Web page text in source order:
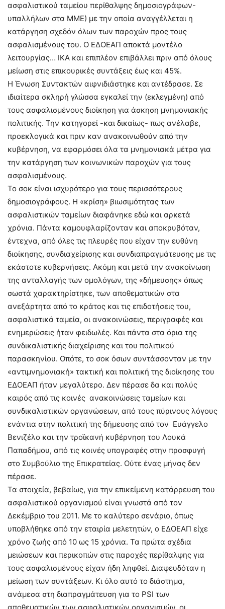
ασφαλιστικού ταμείου περίθαλψης δημοσιογράφων-
υπαλλήλων στα ΜΜΕ) με την οποία αναγγέλλεται η
κατάργηση σχεδόν όλων των παροχών προς τους
ασφαλισμένους του. Ο ΕΔΟΕΑΠ αποκτά μοντέλο
λειτουργίας… ΙΚΑ και επιπλέον επιβάλλει πριν από όλους
μείωση στις επικουρικές συντάξεις έως και 45%.
Η Ένωση Συντακτών αιφνιδιάστηκε και αντέδρασε. Σε
ιδιαίτερα σκληρή γλώσσα εγκαλεί την (εκλεγμένη) από
τους ασφαλισμένους διοίκηση για άσκηση μνημονιακής
πολιτικής. Την κατηγορεί -και δικαίως- πως ανέλαβε,
προεκλογικά και πριν καν ανακοινωθούν από την
κυβέρνηση, να εφαρμόσει όλα τα μνημονιακά μέτρα για
την κατάργηση των κοινωνικών παροχών για τους
ασφαλισμένους.
Το σοκ είναι ισχυρότερο για τους περισσότερους
δημοσιογράφους. Η «κρίση» βιωσιμότητας των
ασφαλιστικών ταμείων διαφάνηκε εδώ και αρκετά
χρόνια. Πάντα καμουφλαρίζονταν και αποκρυβόταν,
έντεχνα, από όλες τις πλευρές που είχαν την ευθύνη
διοίκησης, συνδιαχείρισης και συνδιαπραγμάτευσης με τις
εκάστοτε κυβερνήσεις. Ακόμη και μετά την ανακοίνωση
της ανταλλαγής των ομολόγων, της «δήμευσης» όπως
σωστά χαρακτηρίστηκε, των αποθεματικών στα
ανεξάρτητα από το κράτος και τις επιδοτήσεις του,
ασφαλιστικά ταμεία, οι ανακοινώσεις, περιγραφές και
ενημερώσεις ήταν φειδωλές. Και πάντα στα όρια της
συνδικαλιστικής διαχείρισης και του πολιτικού
παρασκηνίου. Οπότε, το σοκ όσων συντάσσονταν με την
«αντιμνημονιακή» τακτική και πολιτική της διοίκησης του
ΕΔΟΕΑΠ ήταν μεγαλύτερο. Δεν πέρασε δα και πολύς
καιρός από τις κοινές ανακοινώσεις ταμείων και
συνδικαλιστικών οργανώσεων, από τους πύρινους λόγους
ενάντια στην πολιτική της δήμευσης από τον Ευάγγελο
Βενιζέλο και την τροϊκανή κυβέρνηση του Λουκά
Παπαδήμου, από τις κοινές υπογραφές στην προσφυγή
στο Συμβούλιο της Επικρατείας. Ούτε ένας μήνας δεν
πέρασε.
Τα στοιχεία, βεβαίως, για την επικείμενη κατάρρευση του
ασφαλιστικού οργανισμού είναι γνωστά από τον
Δεκέμβριο του 2011. Με το καλύτερο σενάριο, όπως
υποβλήθηκε από την εταιρία μελετητών, ο ΕΔΟΕΑΠ είχε
χρόνο ζωής από 10 ως 15 χρόνια. Τα πρώτα σχέδια
μειώσεων και περικοπών στις παροχές περίθαλψης για
τους ασφαλισμένους είχαν ήδη ληφθεί. Διαψευδόταν η
μείωση των συντάξεων. Κι όλο αυτό το διάστημα,
ανάμεσα στη διαπραγμάτευση για το PSI των